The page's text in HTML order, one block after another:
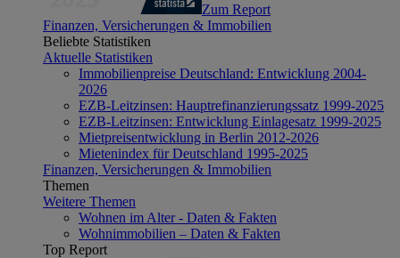
Zum Report
Finanzen, Versicherungen & Immobilien
Beliebte Statistiken
Aktuelle Statistiken
Immobilienpreise Deutschland: Entwicklung 2004-
2026
EZB-Leitzinsen: Hauptrefinanzierungssatz 1999-2025
EZB-Leitzinsen: Entwicklung Einlagesatz 1999-2025
Mietpreisentwicklung in Berlin 2012-2026
Mietenindex für Deutschland 1995-2025
Finanzen, Versicherungen & Immobilien
Themen
Weitere Themen
Wohnen im Alter - Daten & Fakten
Wohnimmobilien – Daten & Fakten
Top Report